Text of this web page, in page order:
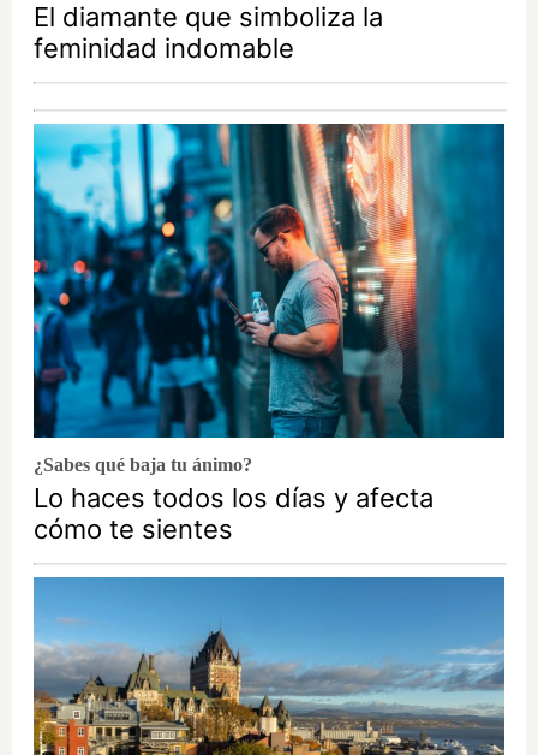
El diamante que simboliza la
feminidad indomable
¿Sabes qué baja tu ánimo?
Lo haces todos los días y afecta
cómo te sientes